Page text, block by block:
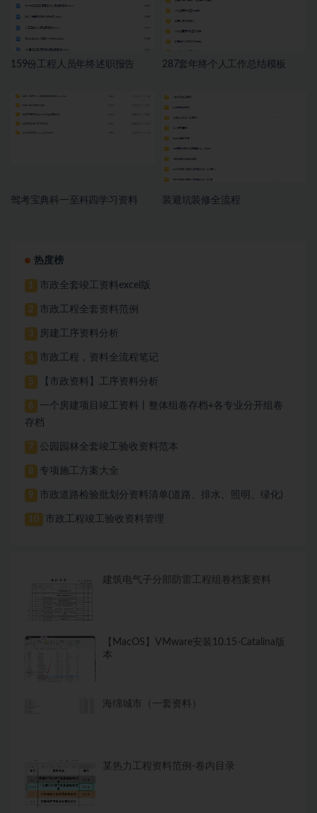
159份工程人员年终述职报告 287套年终个人工作总结模板
驾考宝典科一至科四学习资料 装避坑装修全流程
热度榜
1 市政全套竣工资料excel版
2 市政工程全套资料范例
3 房建工序资料分析
4 市政工程，资料全流程笔记
5 【市政资料】工序资料分析
6
一个房建项目竣工资料丨整体组卷存档+各专业分开组卷
存档
7 公园园林全套竣工验收资料范本
8 专项施工方案大全
9 市政道路检验批划分资料清单(道路、排水、照明、绿化)
10 市政工程竣工验收资料管理
建筑电气子分部防雷工程组卷档案资料
【MacOS】VMware安装10.15-Catalina版
本
海绵城市（一套资料）
某热力工程资料范例-卷内目录